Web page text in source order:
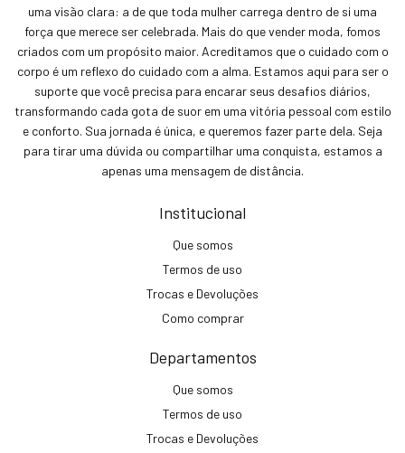
uma visão clara: a de que toda mulher carrega dentro de si uma
força que merece ser celebrada. Mais do que vender moda, fomos
criados com um propósito maior. Acreditamos que o cuidado com o
corpo é um reflexo do cuidado com a alma. Estamos aqui para ser o
suporte que você precisa para encarar seus desafios diários,
transformando cada gota de suor em uma vitória pessoal com estilo
e conforto. Sua jornada é única, e queremos fazer parte dela. Seja
para tirar uma dúvida ou compartilhar uma conquista, estamos a
apenas uma mensagem de distância.
Institucional
Que somos
Termos de uso
Trocas e Devoluções
Como comprar
Departamentos
Que somos
Termos de uso
Trocas e Devoluções